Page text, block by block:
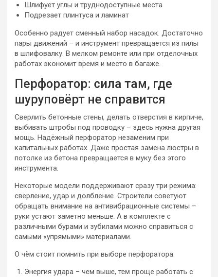
Шлифует углы и труднодоступные места
Подрезает плинтуса и ламинат
Особенно радует сменный набор насадок. Достаточно
пары движений – и инструмент превращается из пилы
в шлифовалку. В мелком ремонте или при отделочных
работах экономит время и место в багаже.
Перфоратор: сила там, где
шуруповёрт не справится
Сверлить бетонные стены, делать отверстия в кирпиче,
выбивать штробы под проводку – здесь нужна другая
мощь. Надёжный перфоратор незаменим при
капитальных работах. Даже простая замена люстры в
потолке из бетона превращается в муку без этого
инструмента.
Некоторые модели поддерживают сразу три режима:
сверление, удар и долбление. Строители советуют
обращать внимание на антивибрационные системы –
руки устают заметно меньше. А в комплекте с
различными бурами и зубилами можно справиться с
самыми «упрямыми» материалами.
О чём стоит помнить при выборе перфоратора:
Энергия удара – чем выше, тем проще работать с